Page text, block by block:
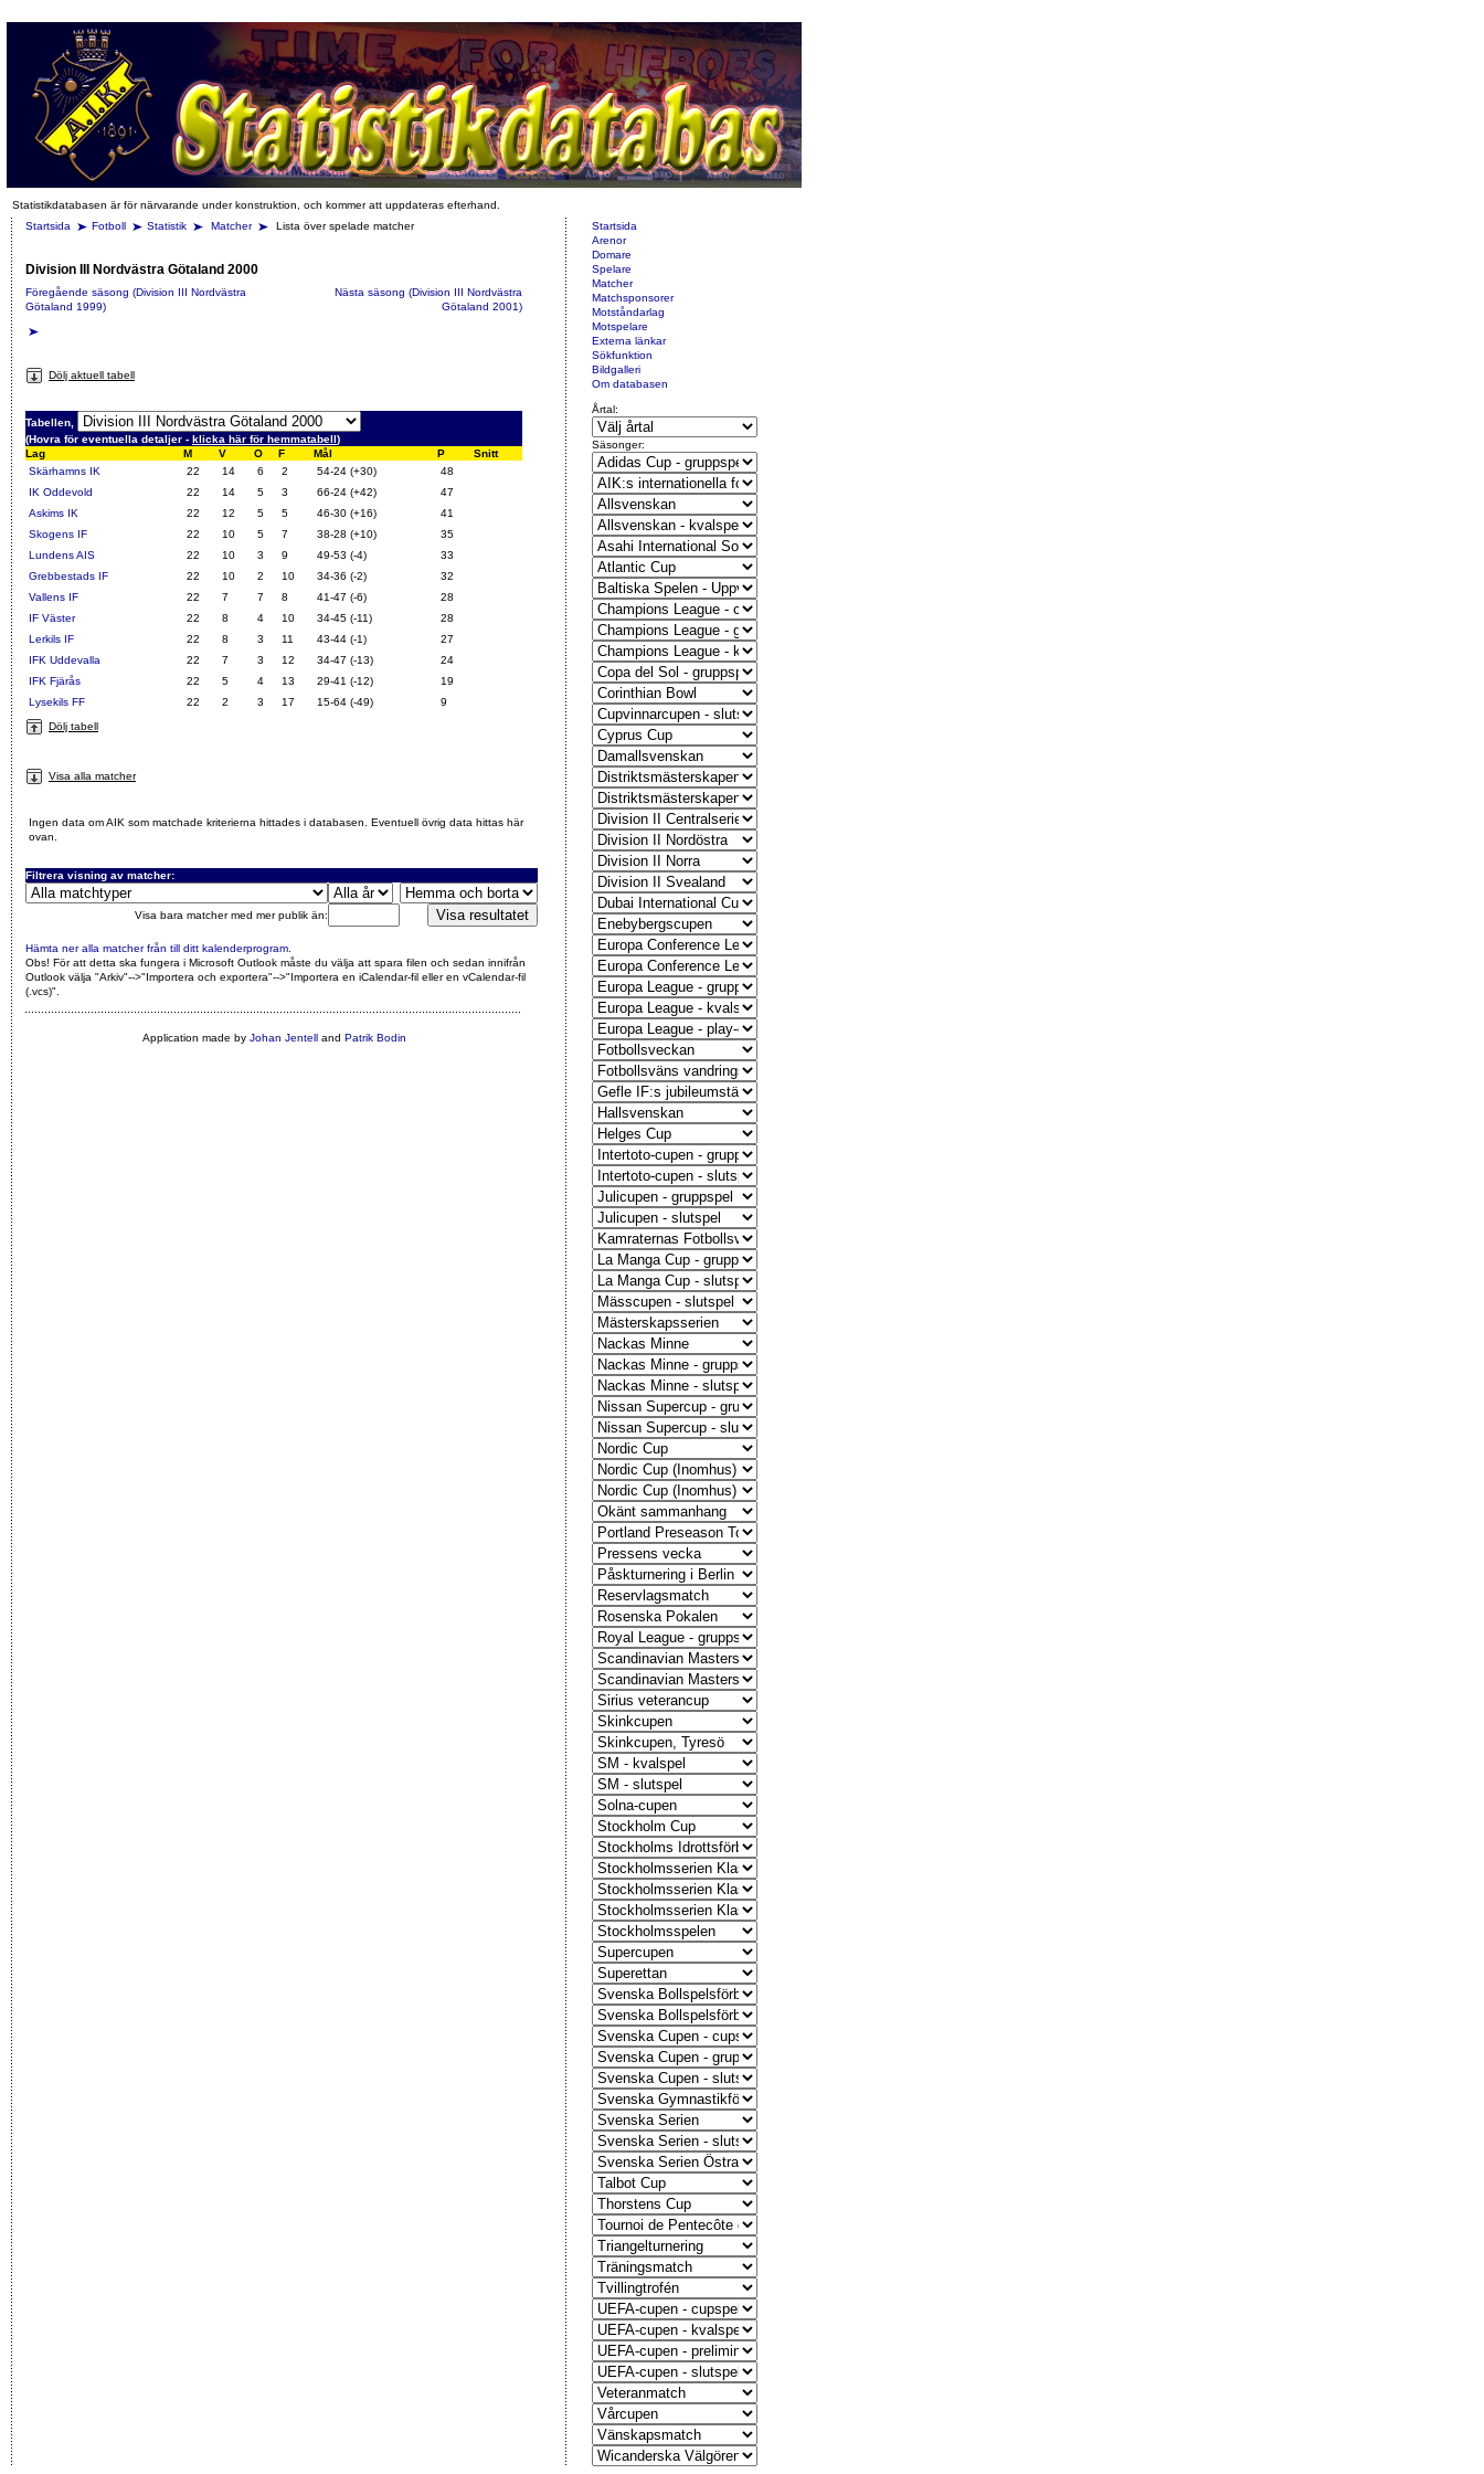
Statistikdatabasen är för närvarande under konstruktion, och kommer att uppdateras efterhand.
Startsida
Fotboll Statistik Matcher Lista över spelade matcher
Division III Nordvästra Götaland 2000
Föregående säsong (Division III Nordvästra
Götaland 1999)
Nästa säsong (Division III Nordvästra
Götaland 2001)
Dölj aktuell tabell
Tabellen,
(Hovra för eventuella detaljer - klicka här för hemmatabell)
Lag
M V O F Mål P
Snitt
Skärhamns IK
22 14 6 2 54-24 (+30)
48
IK Oddevold
22 14 5 3 66-24 (+42)
47
Askims IK
22 12 5 5 46-30 (+16)
41
Skogens IF
22 10 5 7 38-28 (+10)
35
Lundens AIS
22 10 3 9 49-53 (-4)
33
Grebbestads IF
22 10 2 10 34-36 (-2)
32
Vallens IF
22 7 7 8 41-47 (-6)
28
IF Väster
22 8 4 10 34-45 (-11)
28
Lerkils IF
22 8 3 11 43-44 (-1)
27
IFK Uddevalla
22 7 3 12 34-47 (-13)
24
IFK Fjärås
22 5 4 13 29-41 (-12)
19
Lysekils FF
22 2 3 17 15-64 (-49)
9
Dölj tabell
Visa alla matcher
Ingen data om AIK som matchade kriterierna hittades i databasen. Eventuell övrig data hittas här
ovan.
Filtrera visning av matcher:
Visa bara matcher med mer publik än:
Hämta ner alla matcher från till ditt kalenderprogram
Obs! För att detta ska fungera i Microsoft Outlook måste du välja att spara filen och sedan innifrån
Outlook välja "Arkiv"-->"Importera och exportera"-->"Importera en iCalendar-fil eller en vCalendar-fil
(.vcs)"
Application made by Johan Jentelland Patrik Bodin
Startsida
Arenor
Domare
Spelare
Matcher
Matchsponsorer
Motståndarlag
Motspelare
Externa länkar
Sökfunktion
Bildgalleri
Om databasen
Årtal:
Säsonger: